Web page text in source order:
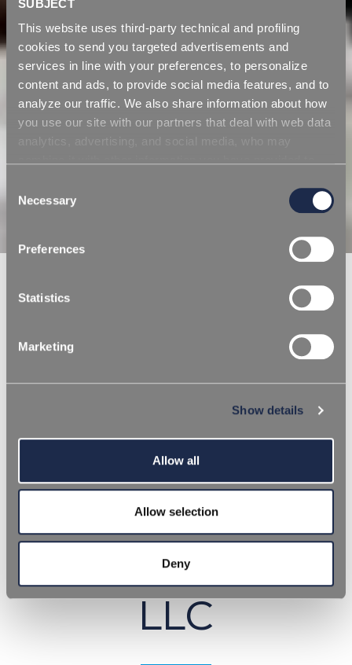
SUBJECT
This website uses third-party technical and profiling
cookies to send you targeted advertisements and
services in line with your preferences, to personalize
content and ads, to provide social media features, and to
analyze our traffic. We also share information about how
you use our site with our partners that deal with web data
services. Simply closing the banner does not signify your
acceptance of cookies and other technologies. Please,
. Consent can be expressed by
clicking "Accept all cookies" or by selecting the different
Selection
Necessary
Preferences
Statistics
Marketing
Show details
Allow all
Allow selection
Deny
REPI nomina
Andrea
Benedetti nuovo
Amministratore
Delegato di REPI
LLC